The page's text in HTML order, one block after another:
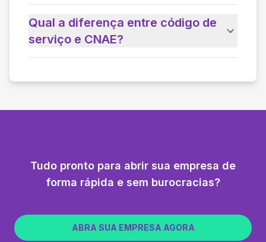
Qual a diferença entre código de
serviço e CNAE?
Tudo pronto para abrir sua empresa de
forma rápida e sem burocracias?
ABRA SUA EMPRESA AGORA